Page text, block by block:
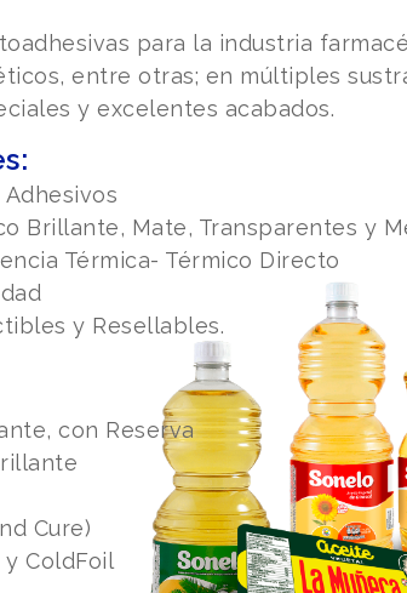
para la industria
entre otras; en múltiples
y excelentes acabados.
Brillante, Mate, Transparentes y
Térmica- Térmico Directo
y Resellables.
con Reserva
Cure)
ColdFoil